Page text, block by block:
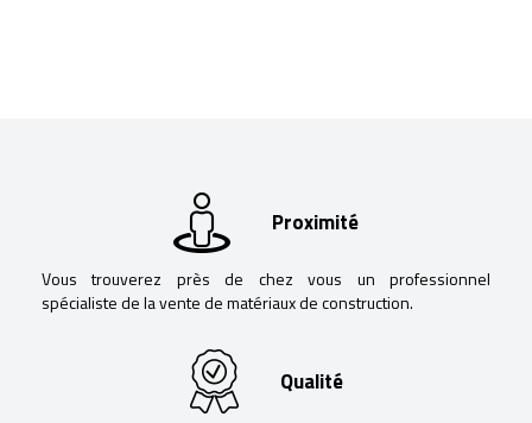
Proximité
Vous trouverez près de chez vous un professionnel
spécialiste de la vente de matériaux de construction.
Qualité